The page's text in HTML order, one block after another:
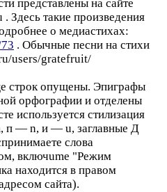
представлены на сайте
Здесь такие произведения
о медиастихах:
. Обычные песни на стихи
users/gratefruit/
строк опущены. Эпиграфы
орфографии и отделены
используется стилизация
п — n, и — u, заглавные Д
слова
включume "Режим
находится в правом
сайта).